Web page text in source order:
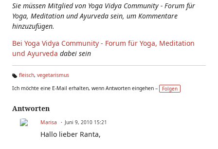
Sie müssen Mitglied von Yoga Vidya Community - Forum für
Yoga, Meditation und Ayurveda sein, um Kommentare
hinzuzufügen.
Bei Yoga Vidya Community - Forum für Yoga, Meditation
und Ayurveda dabei sein
g
fleisch, vegetarismus
Ich möchte eine E-Mail erhalten, wenn Antworten eingehen –
Folgen
Antworten
Marisa Juni 9, 2010 15:21
Hallo lieber Ranta,